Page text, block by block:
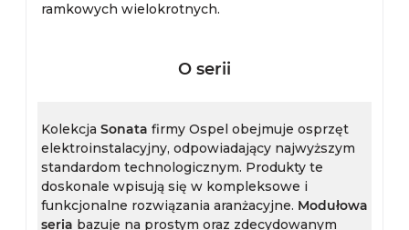
ramkowych wielokrotnych.
O serii
Kolekcja Sonata firmy Ospel obejmuje osprzęt
elektroinstalacyjny, odpowiadający najwyższym
standardom technologicznym. Produkty te
doskonale wpisują się w kompleksowe i
funkcjonalne rozwiązania aranżacyjne. Modułowa
seria bazuje na prostym oraz zdecydowanym